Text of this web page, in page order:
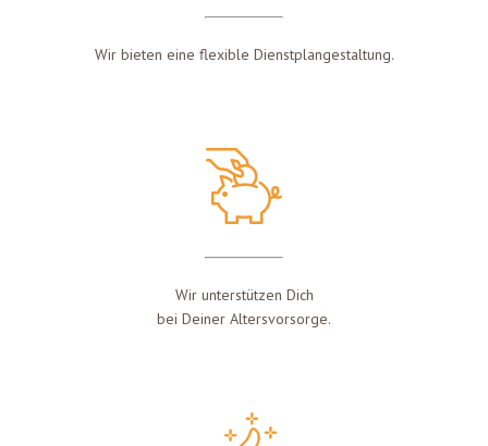
Wir bieten eine flexible Dienstplangestaltung.
Wir unterstützen Dich
bei Deiner Altersvorsorge.